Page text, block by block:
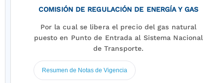
COMISIÓN DE REGULACIÓN DE ENERGÍA Y GAS
Por la cual se libera el precio del gas natural
puesto en Punto de Entrada al Sistema Nacional
de Transporte.
Resumen de Notas de Vigencia